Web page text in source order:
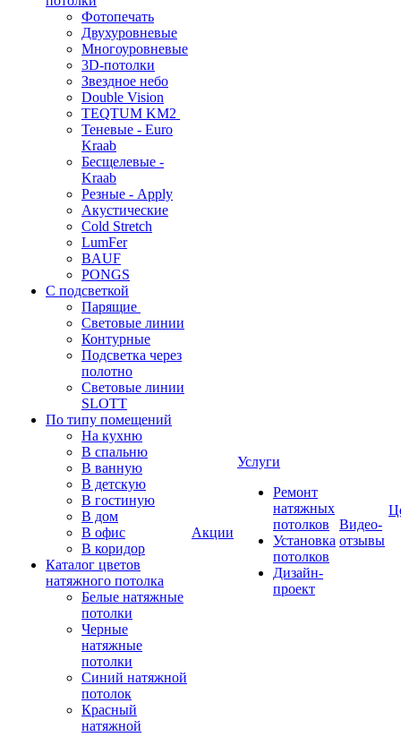
Фотопечать
Двухуровневые
Многоуровневые
3D-потолки
Звездное небо
Double Vision
TEQTUM KM2
Теневые - Euro
Kraab
Бесщелевые -
Kraab
Резные - Apply
Акустические
Cold Stretch
LumFer
BAUF
PONGS
С подсветкой
Парящие
Световые линии
Контурные
Подсветка через
полотно
Световые линии
SLOTT
По типу помещений
На кухню
В спальню
В ванную
В детскую
В гостиную
В дом
В офис
В коридор
Каталог цветов
натяжного потолка
Белые натяжные
потолки
Черные
натяжные
потолки
Синий натяжной
потолок
Красный
натяжной
Акции
Услуги
Ремонт
натяжных
потолков
Установка
потолков
Дизайн-
проект
Видео-
отзывы